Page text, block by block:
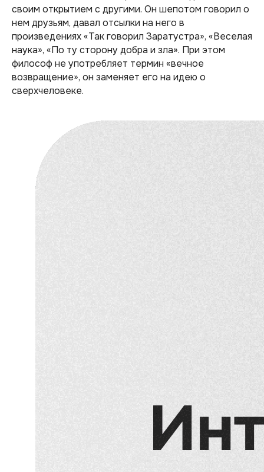
своим открытием с другими. Он шепотом говорил о
нем друзьям, давал отсылки на него в
произведениях «Так говорил Заратустра», «Веселая
наука», «По ту сторону добра и зла». При этом
философ не употребляет термин «вечное
возвращение», он заменяет его на идею о
сверхчеловеке.